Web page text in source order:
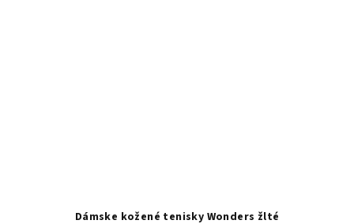
Dámske kožené tenisky Wonders žlté